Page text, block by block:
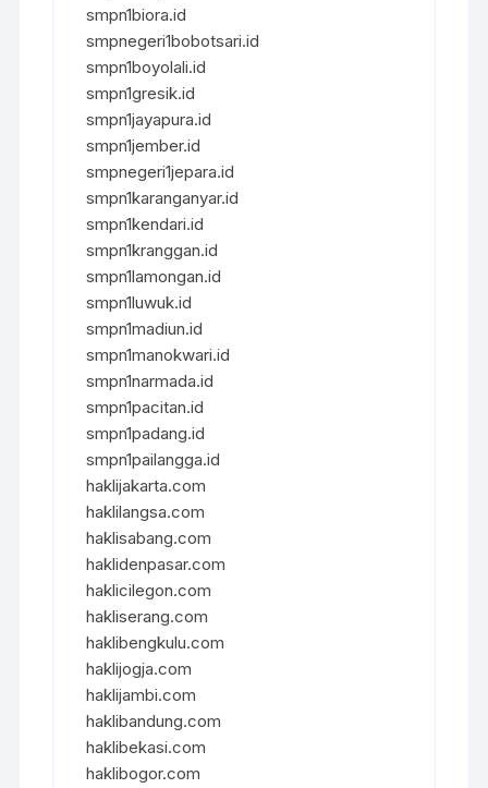
smpn1biora.id
smpnegeri1bobotsari.id
smpn1boyolali.id
smpn1gresik.id
smpn1jayapura.id
smpn1jember.id
smpnegeri1jepara.id
smpn1karanganyar.id
smpn1kendari.id
smpn1kranggan.id
smpn1lamongan.id
smpn1luwuk.id
smpn1madiun.id
smpn1manokwari.id
smpn1narmada.id
smpn1pacitan.id
smpn1padang.id
smpn1pailangga.id
haklijakarta.com
haklilangsa.com
haklisabang.com
haklidenpasar.com
haklicilegon.com
hakliserang.com
haklibengkulu.com
haklijogja.com
haklijambi.com
haklibandung.com
haklibekasi.com
haklibogor.com